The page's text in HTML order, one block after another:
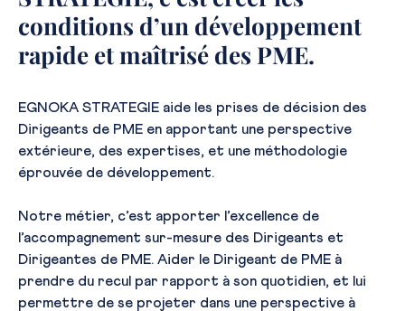
conditions d’un développement
rapide et maîtrisé des PME.
EGNOKA STRATEGIE aide les prises de décision des
Dirigeants de PME en apportant une perspective
extérieure, des expertises, et une méthodologie
éprouvée de développement.
Notre métier, c’est apporter l’excellence de
l’accompagnement sur-mesure des Dirigeants et
Dirigeantes de PME. Aider le Dirigeant de PME à
prendre du recul par rapport à son quotidien, et lui
permettre de se projeter dans une perspective à